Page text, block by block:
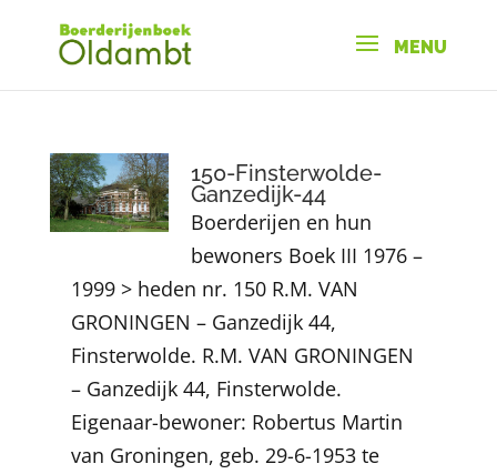
150-Finsterwolde-
Ganzedijk-44
Boerderijen en hun
bewoners Boek III 1976 –
1999 > heden nr. 150 R.M. VAN
GRONINGEN – Ganzedijk 44,
Finsterwolde. R.M. VAN GRONINGEN
– Ganzedijk 44, Finsterwolde.
Eigenaar-bewoner: Robertus Martin
van Groningen, geb. 29-6-1953 te